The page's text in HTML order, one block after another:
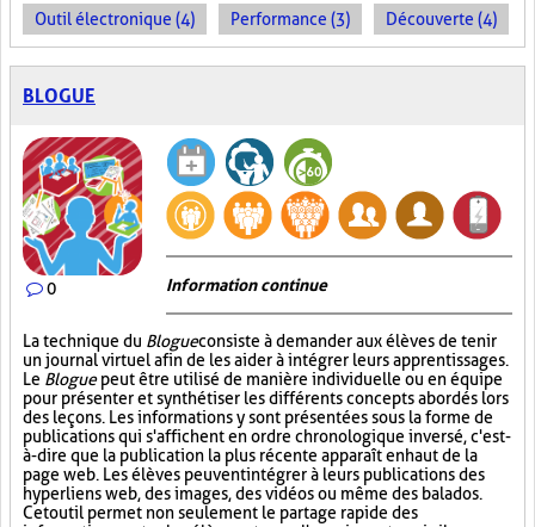
Outil électronique (4) Performance (3) Découverte (4)
BLOGUE
0 Information continue
La technique du Blogueconsiste à demander aux élèves de tenir
un journal virtuel afin de les aider à intégrer leurs apprentissages.
Le Bloguepeut être utilisé de manière individuelle ou en équipe
pour présenter et synthétiser les différents concepts abordés lors
des leçons. Les informations y sont présentées sous la forme de
publications qui s'affichent en ordre chronologique inversé, c'est-
à-dire que la publication la plus récente apparaît en haut de la
page web. Les élèves peuvent intégrer à leurs publications des
hyperliens web, des images, des vidéos ou même des balados.
Cet outil permet non seulement le partage rapide des